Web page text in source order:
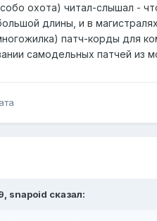
охота) читал-слышал -
длины, и в
патч-корды для
самодельных патчей из
snapoid сказал: